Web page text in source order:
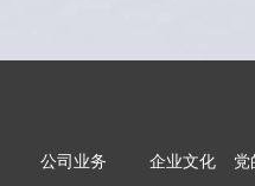
公司业务
企业文化
党